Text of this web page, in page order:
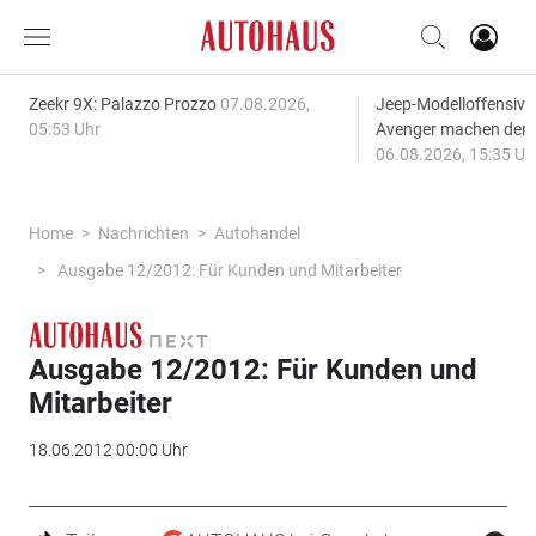
Zeekr 9X: Palazzo Prozzo 07.08.2026,
05:53 Uhr
Jeep-
Avenger machen
06.08.2026, 15:35
Home Nachrichten
Autohandel
Ausgabe 12/2012: Für Kunden und Mitarbeiter
Ausgabe 12/2012: Für Kunden und
Mitarbeiter
18.06.2012 00:00 Uhr